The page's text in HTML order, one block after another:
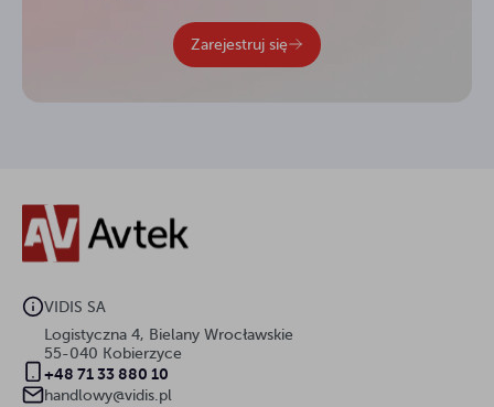
Zarejestruj się
VIDIS SA
Logistyczna 4, Bielany Wrocławskie
55-040 Kobierzyce
+48 71 33 880 10
handlowy@vidis.pl